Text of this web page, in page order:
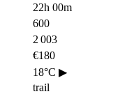
22h 00m
600
2 003
€180
18°C ▶
trail